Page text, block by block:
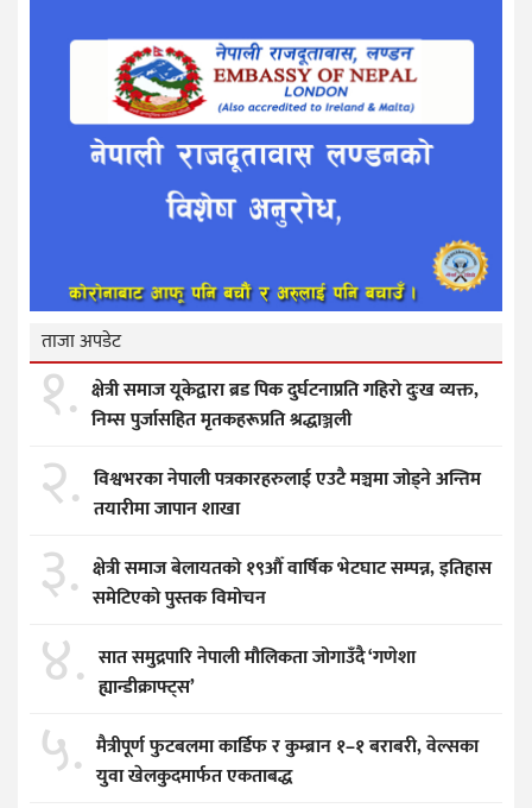
ताजा अपडेट
१. क्षेत्री समाज यूकेद्वारा ब्रड पिक दुर्घटनाप्रति गहिरो दुःख व्यक्त,
निम्स पुर्जासहित मृतकहरूप्रति श्रद्धाञ्जली
२. विश्वभरका नेपाली पत्रकारहरुलाई एउटै मञ्चमा जोड्ने अन्तिम
तयारीमा जापान शाखा
३. क्षेत्री समाज बेलायतको १९औँ वार्षिक भेटघाट सम्पन्न, इतिहास
समेटिएको पुस्तक विमोचन
४. सात समुद्रपारि नेपाली मौलिकता जोगाउँदै ‘गणेशा
ह्यान्डीक्राफ्ट्स’
५. मैत्रीपूर्ण फुटबलमा कार्डिफ र कुम्ब्रान १–१ बराबरी, वेल्सका
युवा खेलकुदमार्फत एकताबद्ध